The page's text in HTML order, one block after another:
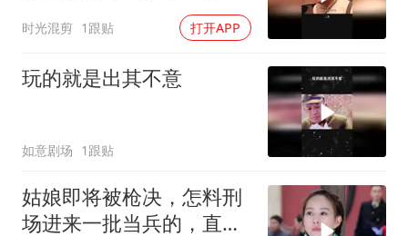
时光混剪 1跟贴 打开APP
玩的就是出其不意
如意剧场 1跟贴
姑娘即将被枪决，怎料刑
场进来一批当兵的，直接